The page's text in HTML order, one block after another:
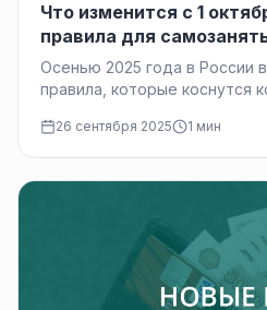
Что изменится с 1
правила для
кредиты
Осенью 2025 года в России
правила, которые коснутся
26 сентября 2025 1 мин